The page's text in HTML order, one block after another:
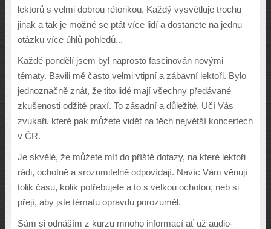
lektorů s velmi dobrou rétorikou. Každý vysvětluje trochu
jinak a tak je možné se ptát více lidí a dostanete na jednu
otázku více úhlů pohledů...
Každé pondělí jsem byl naprosto fascinován novými
tématy. Bavili mě často velmi vtipní a zábavní lektoři. Bylo
jednoznačně znát, že tito lidé mají všechny předávané
zkušenosti odžité praxí. To zásadní a důležité. Učí Vás
zvukaři, které pak můžete vidět na těch největší koncertech
v ČR.
Je skvělé, že můžete mít do příště dotazy, na které lektoři
rádi, ochotně a srozumitelně odpovídají. Navíc Vám věnují
tolik času, kolik potřebujete a to s velkou ochotou, neb si
přejí, aby jste tématu opravdu porozuměl.
Sám si odnáším z kurzu mnoho informací ať už audio-